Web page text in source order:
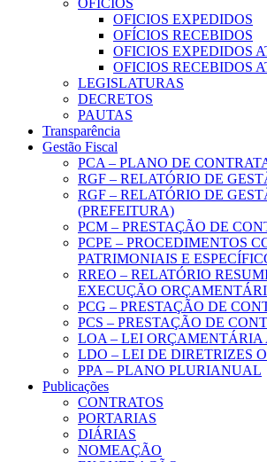
OFICIOS
OFICIOS EXPEDIDOS
OFÍCIOS RECEBIDOS
OFICIOS EXPEDIDOS
OFICIOS RECEBIDOS
LEGISLATURAS
DECRETOS
PAUTAS
Transparência
Gestão Fiscal
PCA – PLANO DE
RGF – RELATÓRIO DE
RGF – RELATÓRIO DE
(PREFEITURA)
PCM – PRESTAÇÃO DE
PCPE – PROCEDIMENTOS
PATRIMONIAIS E
RREO – RELATÓRIO
EXECUÇÃO
PCG – PRESTAÇÃO DE
PCS – PRESTAÇÃO DE
LOA – LEI
LDO – LEI DE DIRETRIZES
PPA – PLANO PLURIANUAL
Publicações
CONTRATOS
PORTARIAS
DIÁRIAS
NOMEAÇÃO